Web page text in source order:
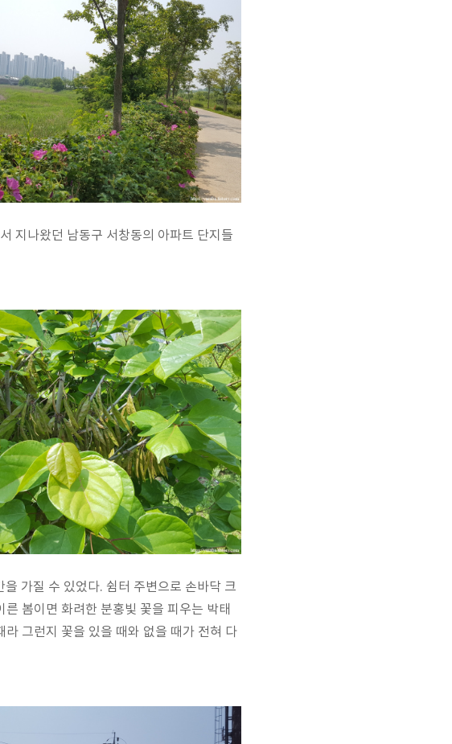
지나왔던 남동구 서창동의 아파트 단지들
가질 수 있었다. 쉼터 주변으로 손바닥 크
봄이면 화려한 분홍빛 꽃을 피우는 박태
그런지 꽃을 있을 때와 없을 때가 전혀 다